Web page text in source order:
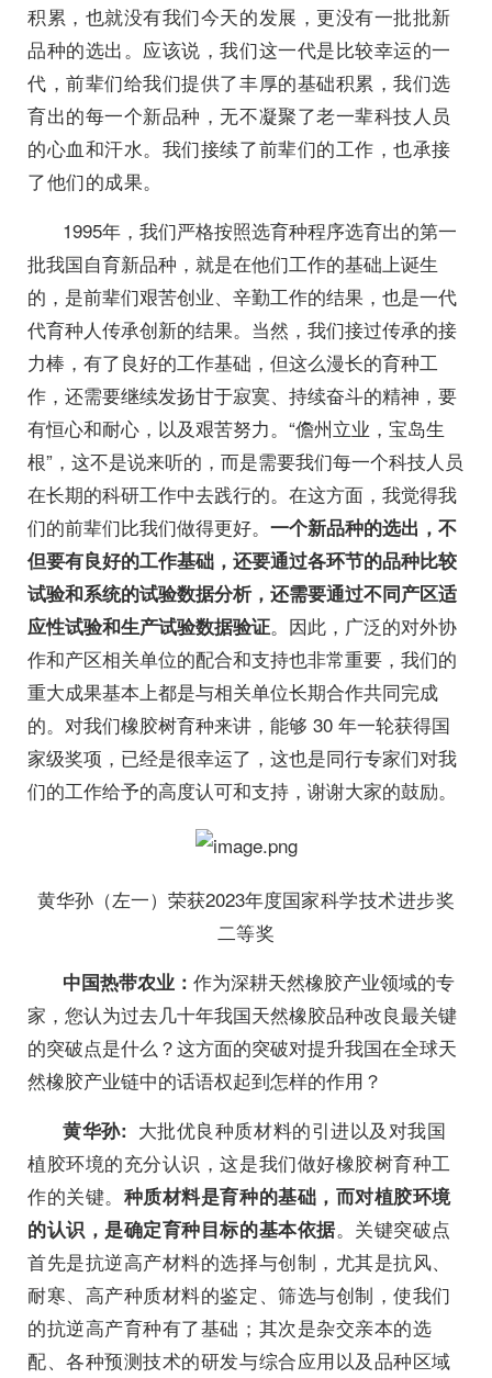
积累，也就没有我们今天的发展，更没有一批批新
品种的选出。应该说，我们这一代是比较幸运的一
代，前辈们给我们提供了丰厚的基础积累，我们选
育出的每一个新品种，无不凝聚了老一辈科技人员
的心血和汗水。我们接续了前辈们的工作，也承接
了他们的成果。
1995年，我们严格按照选育种程序选育出的第一
批我国自育新品种，就是在他们工作的基础上诞生
的，是前辈们艰苦创业、辛勤工作的结果，也是一代
代育种人传承创新的结果。当然，我们接过传承的接
力棒，有了良好的工作基础，但这么漫长的育种工
作，还需要继续发扬甘于寂寞、持续奋斗的精神，要
有恒心和耐心，以及艰苦努力。“儋州立业，宝岛生
根”，这不是说来听的，而是需要我们每一个科技人员
在长期的科研工作中去践行的。在这方面，我觉得我
们的前辈们比我们做得更好。 一个新品种的选出，不
但要有良好的工作基础，还要通过各环节的品种比较
试验和系统的试验数据分析，还需要通过不同产区适
应性试验和生产试验数据验证。因此，广泛的对外协
作和产区相关单位的配合和支持也非常重要，我们的
重大成果基本上都是与相关单位长期合作共同完成
的。对我们橡胶树育种来讲，能够 30 年一轮获得国
家级奖项，已经是很幸运了，这也是同行专家们对我
们的工作给予的高度认可和支持，谢谢大家的鼓励。
黄华孙（左一）荣获2023年度国家科学技术进步奖
二等奖
中国热带农业： 作为深耕天然橡胶产业领域的专
家，您认为过去几十年我国天然橡胶品种改良最关键
的突破点是什么？这方面的突破对提升我国在全球天
然橡胶产业链中的话语权起到怎样的作用？
黄华孙: 大批优良种质材料的引进以及对我国
植胶环境的充分认识，这是我们做好橡胶树育种工
作的关键。 种质材料是育种的基础，而对植胶环境
的认识，是确定育种目标的基本依据。关键突破点
首先是抗逆高产材料的选择与创制，尤其是抗风、
耐寒、高产种质材料的鉴定、筛选与创制，使我们
的抗逆高产育种有了基础；其次是杂交亲本的选
配、各种预测技术的研发与综合应用以及品种区域